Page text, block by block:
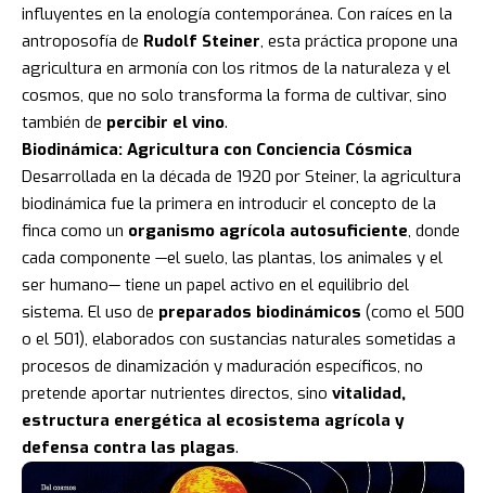
influyentes en la enología contemporánea. Con raíces en la
antroposofía de Rudolf Steiner, esta práctica propone una
agricultura en armonía con los ritmos de la naturaleza y el
cosmos, que no solo transforma la forma de cultivar, sino
también de percibir el vino.
Biodinámica: Agricultura con Conciencia Cósmica
Desarrollada en la década de 1920 por Steiner, la agricultura
biodinámica fue la primera en introducir el concepto de la
finca como un organismo agrícola autosuficiente, donde
cada componente —el suelo, las plantas, los animales y el
ser humano— tiene un papel activo en el equilibrio del
sistema. El uso de preparados biodinámicos (como el 500
o el 501), elaborados con sustancias naturales sometidas a
procesos de dinamización y maduración específicos, no
pretende aportar nutrientes directos, sino vitalidad,
estructura energética al ecosistema agrícola y
defensa contra las plagas.